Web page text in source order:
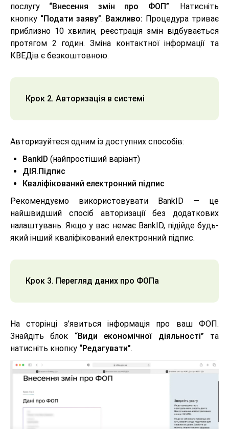
послугу “Внесення змін про ФОП”. Натисніть
кнопку “Подати заяву”. Важливо: Процедура триває
приблизно 10 хвилин, реєстрація змін відбувається
протягом 2 годин. Зміна контактної інформації та
КВЕДів є безкоштовною.
Крок 2. Авторизація в системі
Авторизуйтеся одним із доступних способів:
BankID (найпростіший варіант)
ДІЯ.Підпис
Кваліфікований електронний підпис
Рекомендуємо використовувати BankID — це
найшвидший спосіб авторизації без додаткових
налаштувань. Якщо у вас немає BankID, підійде будь-
який інший кваліфікований електронний підпис.
Крок 3. Перегляд даних про ФОПа
На сторінці з’явиться інформація про ваш ФОП.
Знайдіть блок “Види економічної діяльності” та
натисніть кнопку “Редагувати”.